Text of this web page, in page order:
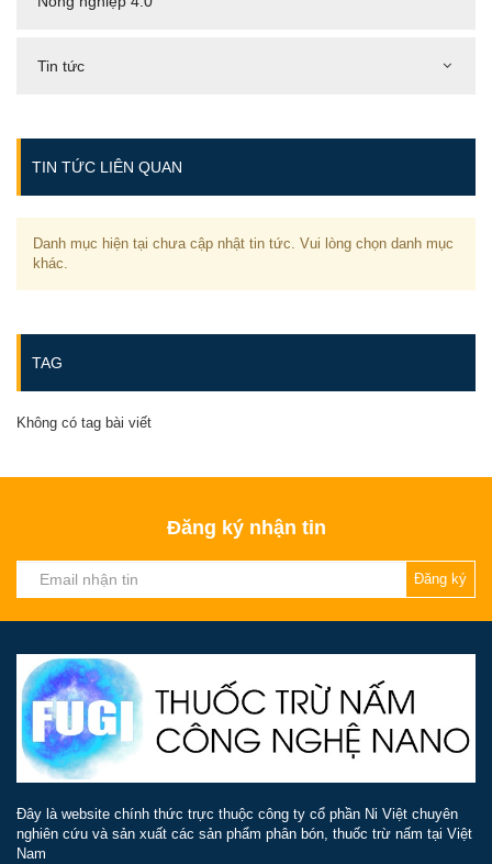
Tin tức
TIN TỨC LIÊN QUAN
Danh mục hiện tại chưa cập nhật tin tức. Vui lòng chọn danh mục
khác.
TAG
Không có tag bài viết
Đăng ký nhận tin
Đăng ký
Đây là website chính thức trực thuộc công ty cổ phần Ni Việt chuyên
nghiên cứu và sản xuất các sản phẩm phân bón, thuốc trừ nấm tại Việt
Nam